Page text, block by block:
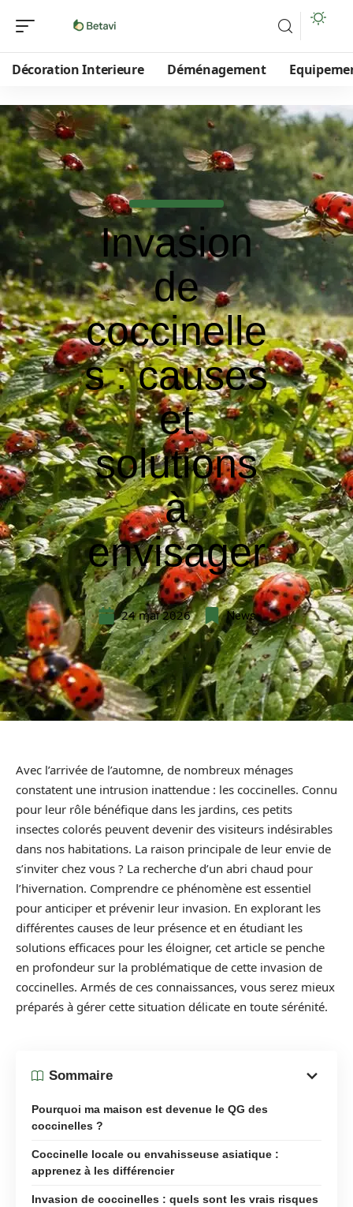
Décoration Interieure Déménagement
Invasion
de
coccinelle
s : causes
et
solutions
à
envisager
24 mai 2026 News
Avec l’arrivée de l’automne, de nombreux ménages
constatent une intrusion inattendue : les coccinelles. Connu
pour leur rôle bénéfique dans les jardins, ces petits
insectes colorés peuvent devenir des visiteurs indésirables
dans nos habitations. La raison principale de leur envie de
s’inviter chez vous ? La recherche d’un abri chaud pour
l’hivernation. Comprendre ce phénomène est essentiel
pour anticiper et prévenir leur invasion. En explorant les
différentes causes de leur présence et en étudiant les
solutions efficaces pour les éloigner, cet article se penche
en profondeur sur la problématique de cette invasion de
coccinelles. Armés de ces connaissances, vous serez mieux
préparés à gérer cette situation délicate en toute sérénité.
Sommaire
Pourquoi ma maison est devenue le QG des
coccinelles ?
Coccinelle locale ou envahisseuse asiatique :
apprenez à les différencier
Invasion de coccinelles : quels sont les vrais risques